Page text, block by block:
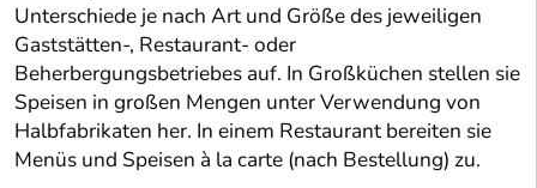
Unterschiede je nach Art und Größe des jeweiligen
Gaststätten-, Restaurant- oder
Beherbergungsbetriebes auf. In Großküchen stellen sie
Speisen in großen Mengen unter Verwendung von
Halbfabrikaten her. In einem Restaurant bereiten sie
Menüs und Speisen à la carte (nach Bestellung) zu.